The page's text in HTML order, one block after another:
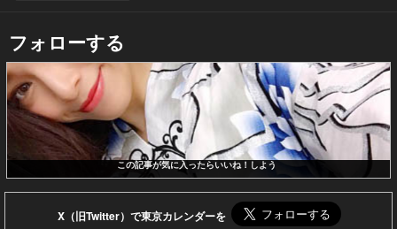
フォローする
この記事が気に入ったらいいね！しよう
X（旧Twitter）で東京カレンダーを